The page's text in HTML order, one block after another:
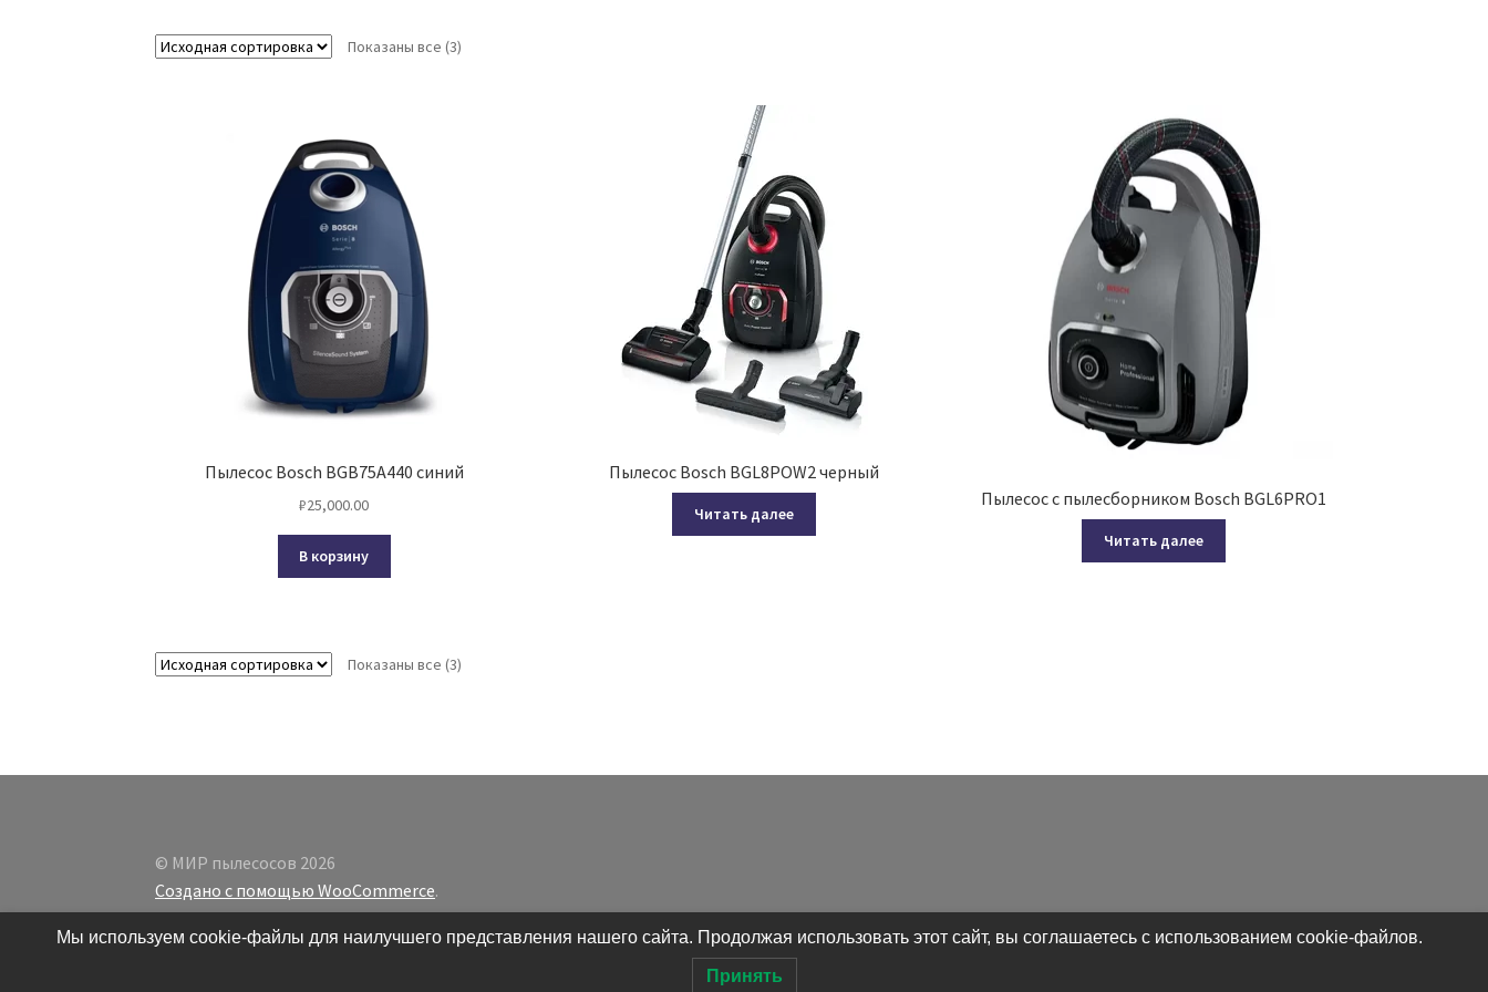
Показаны все (3)
Пылесос Bosch BGB75A440 синий
₽25,000.00
В корзину
Пылесос Bosch BGL8POW2 черный
Читать далее
Пылесос с пылесборником Bosch BGL6PRO1
Читать далее
Показаны все (3)
© МИР пылесосов 2026
Создано с помощью WooCommerce.
Мы используем cookie-файлы для наилучшего представления нашего сайта. Продолжая использовать этот сайт, вы соглашаетесь с использованием cookie-файлов.
Принять